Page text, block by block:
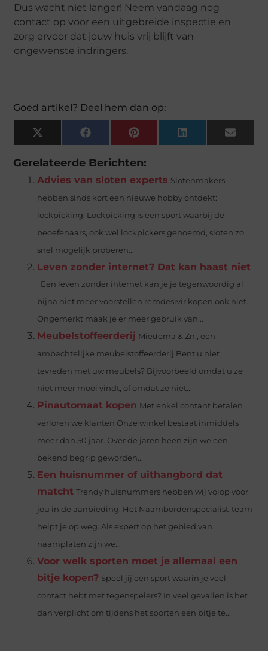
Dus wacht niet langer! Neem vandaag nog
contact op voor een uitgebreide inspectie en
zorg ervoor dat jouw huis vrij blijft van
ongewenste indringers.
Goed artikel? Deel hem dan op:
X
(Twitter)
Facebook Pinterest LinkedIn Email
Gerelateerde Berichten:
Advies van sloten experts Slotenmakers
hebben sinds kort een nieuwe hobby ontdekt:
lockpicking. Lockpicking is een sport waarbij de
beoefenaars, ook wel lockpickers genoemd, sloten zo
snel mogelijk proberen...
Leven zonder internet? Dat kan haast niet
Een leven zonder internet kan je je tegenwoordig al
bijna niet meer voorstellen remdesivir kopen ook niet..
Ongemerkt maak je er meer gebruik van...
Meubelstoffeerderij Miedema & Zn., een
ambachtelijke meubelstoffeerderij Bent u niet
tevreden met uw meubels? Bijvoorbeeld omdat u ze
niet meer mooi vindt, of omdat ze niet...
Pinautomaat kopen Met enkel contant betalen
verloren we klanten Onze winkel bestaat inmiddels
meer dan 50 jaar. Over de jaren heen zijn we een
bekend begrip geworden...
Een huisnummer of uithangbord dat
matcht Trendy huisnummers hebben wij volop voor
jou in de aanbieding. Het Naambordenspecialist-team
helpt je op weg. Als expert op het gebied van
naamplaten zijn we...
Voor welk sporten moet je allemaal een
bitje kopen? Speel jij een sport waarin je veel
contact hebt met tegenspelers? In veel gevallen is het
dan verplicht om tijdens het sporten een bitje te...